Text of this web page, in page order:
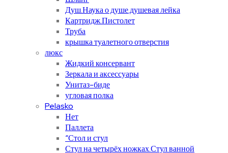
Душ.Наука о душе.душевая лейка
Картридж.Пистолет
Труба
крышка туалетного отверстия
люкс
Жидкий консервант
Зеркала и аксессуары
Унитаз-биде
угловая полка
Pelasko
Нет
Паллета
“Стол и стул
Стул на четырёх ножках.Стул ванной